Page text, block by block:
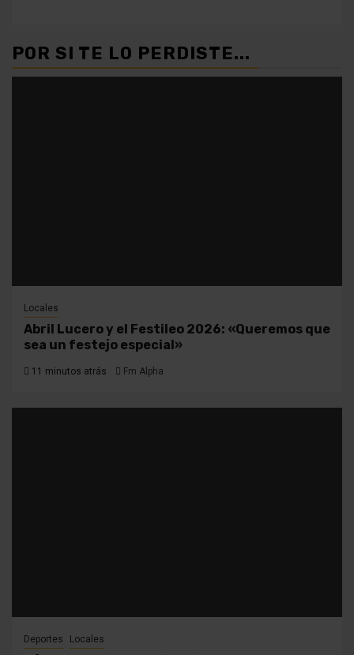
POR SI TE LO PERDISTE...
Locales
Abril Lucero y el Festileo 2026: «Queremos que
sea un festejo especial»
11 minutos atrás Fm Alpha
Deportes Locales